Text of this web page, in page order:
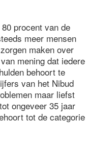
procent van de
meer mensen
maken over
mening dat iedere
behoort te
van het Nibud
maar liefst
ongeveer 35 jaar
tot de categorie